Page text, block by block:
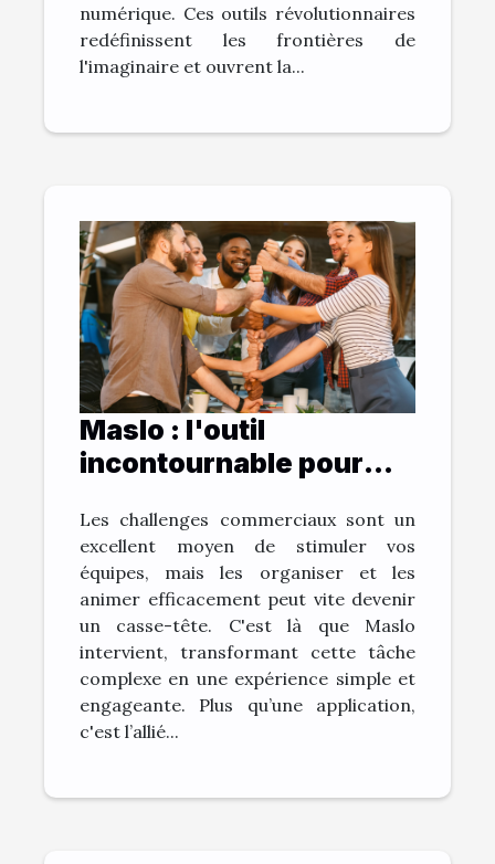
numérique. Ces outils révolutionnaires
redéfinissent les frontières de
l'imaginaire et ouvrent la...
Maslo : l'outil
incontournable pour
challenges
commerciaux
Les challenges commerciaux sont un
excellent moyen de stimuler vos
équipes, mais les organiser et les
animer efficacement peut vite devenir
un casse-tête. C'est là que Maslo
intervient, transformant cette tâche
complexe en une expérience simple et
engageante. Plus qu’une application,
c'est l’allié...